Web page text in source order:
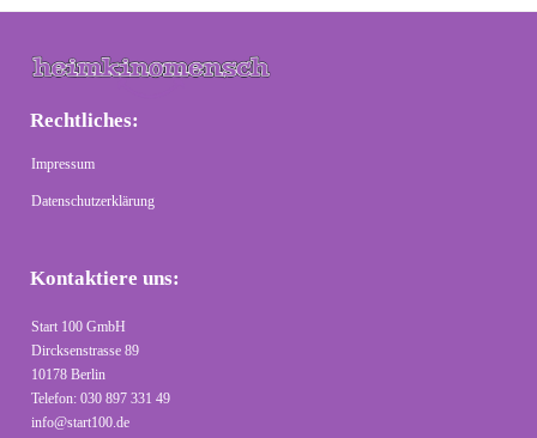
Rechtliches:
Impressum
Datenschutzerklärung
Kontaktiere uns:
Start 100 GmbH
Dircksenstrasse 89
10178 Berlin
Telefon: 030 897 331 49
info@start100.de